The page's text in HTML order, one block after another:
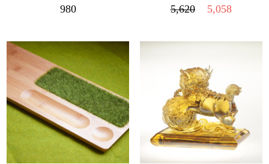
家居工具組 橘
980
蝴蝶蘭 (6枝裝)
5,620 5,058